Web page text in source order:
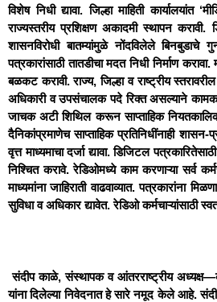
विशेष निधी द्यावा. जिल्हा माहिती
राज्यस्तरीय प्रशिक्षण अकादमी स्थापन
शासनविरोधी बातम्यांमुळे नोंदविलेले
पत्रकारांसाठी तातडीचा मदत निधी निर्माण
बळकट करावी. राज्य, जिल्हा व राष्ट्रीय
अधिकारी व उपसंचालक पदे रिक्त असल्याने
जाचक अटी शिथिल करून साप्ताहिक
दैनिकांप्रमाणेच साप्ताहिक प्रतिनिधींनाही
वृत्त माध्यमाचा दर्जा द्यावा. डिजिटल
निश्चित करावे. रेडिओमध्ये काम करणाऱ्या सर्व
माध्यमांना जाहिराती वाढवाव्यात. पत्रकारांना
सुविधा व अधिकार द्यावेत. रेडिओ कर्मचाऱ्यांसाठी
संदीप काळे, संस्थापक व आंतरराष्ट्रीय
यांना दिलेल्या निवेदनात हे सारे नमूद केले आहे.